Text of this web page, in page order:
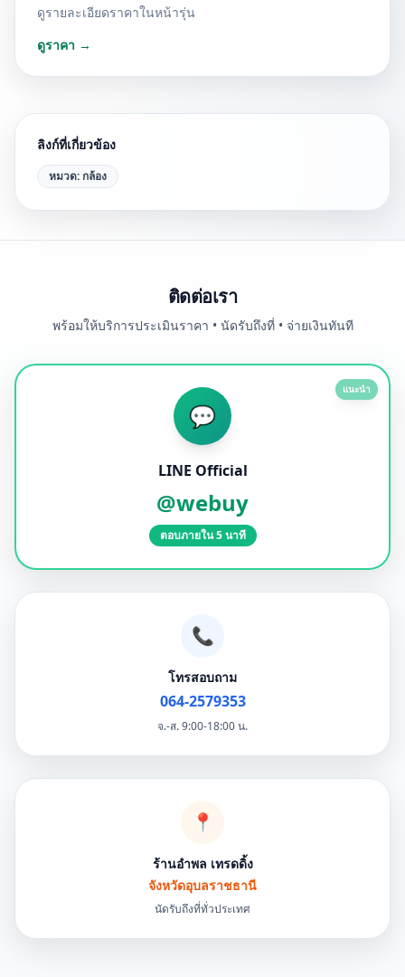
ดูรายละเอียดราคาในหน้ารุ่น
ดูราคา →
ลิงก์ที่เกี่ยวข้อง
หมวด:กล้อง
ติดต่อเรา
พร้อมให้บริการประเมินราคา • นัดรับถึงที่ • จ่ายเงินทันที
แนะนำ
💬
LINE Official
@webuy
ตอบภายใน 5 นาที
📞
โทรสอบถาม
064-2579353
จ.-ส. 9:00-18:00 น.
📍
ร้านอำพล เทรดดิ้ง
จังหวัดอุบลราชธานี
นัดรับถึงที่ทั่วประเทศ